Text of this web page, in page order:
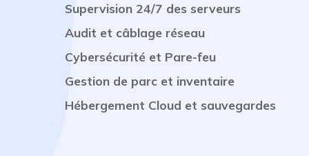
Supervision 24/7 des serveurs
Audit et câblage réseau
Cybersécurité et Pare-feu
Gestion de parc et inventaire
Hébergement Cloud et sauvegardes